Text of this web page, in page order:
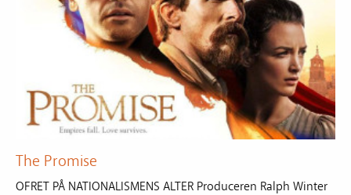
The Promise
OFRET PÅ NATIONALISMENS ALTER Produceren Ralph Winter